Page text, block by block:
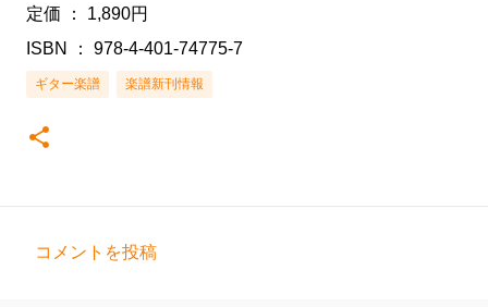
定価 ： 1,890円
ISBN ： 978-4-401-74775-7
ギター楽譜 楽譜新刊情報
コメントを投稿